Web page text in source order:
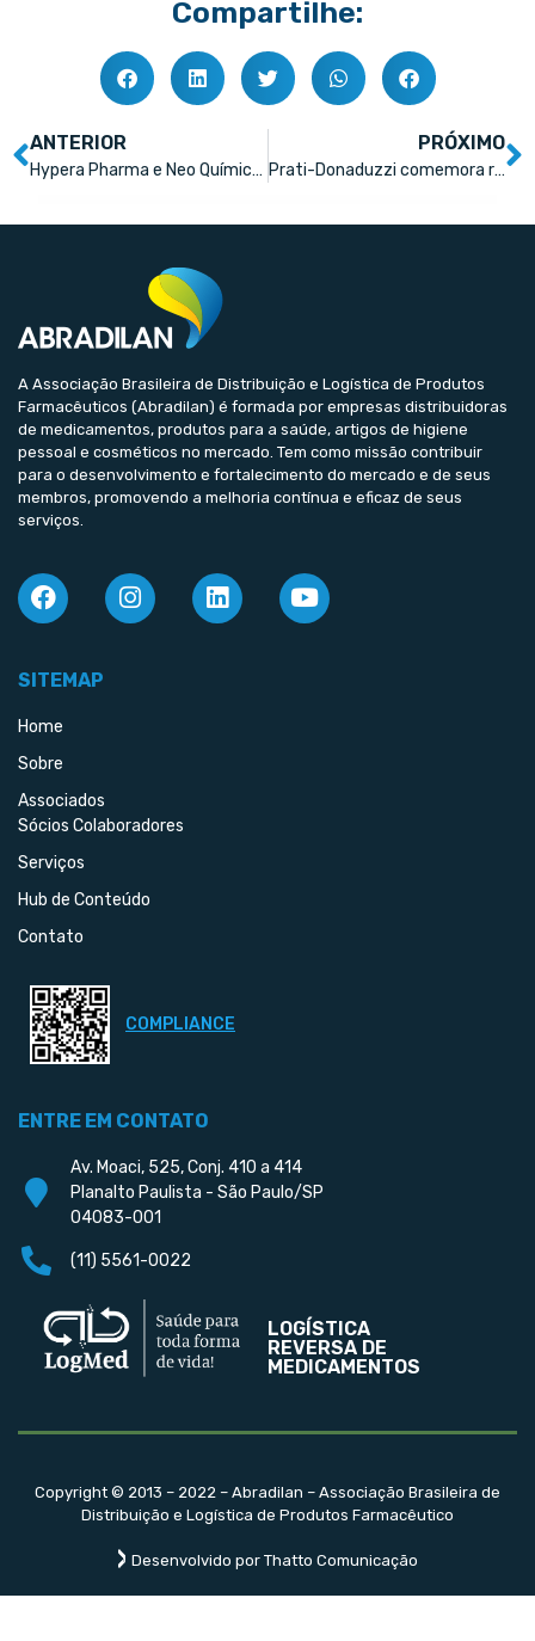
Compartilhe:
ANTERIOR
Hypera Pharma e Neo Química conquistam Prêmio Abradilan Fornecedores do Ano em quatro categorias
PRÓXIMO
Prati-Donaduzzi comemora resultados na edição 2023 da Abradilan Conexão Farma
A Associação Brasileira de Distribuição e Logística de Produtos
Farmacêuticos (Abradilan) é formada por empresas distribuidoras
de medicamentos, produtos para a saúde, artigos de higiene
pessoal e cosméticos no mercado. Tem como missão contribuir
para o desenvolvimento e fortalecimento do mercado e de seus
membros, promovendo a melhoria contínua e eficaz de seus
serviços.
SITEMAP
Home
Sobre
Associados
Sócios Colaboradores
Serviços
Hub de Conteúdo
Contato
COMPLIANCE
ENTRE EM CONTATO
Av. Moaci, 525, Conj. 410 a 414
Planalto Paulista - São Paulo/SP
04083-001
(11) 5561-0022
LOGÍSTICA
REVERSA DE
MEDICAMENTOS
Copyright © 2013 – 2022 – Abradilan – Associação Brasileira de
Distribuição e Logística de Produtos Farmacêutico
Desenvolvido por Thatto Comunicação